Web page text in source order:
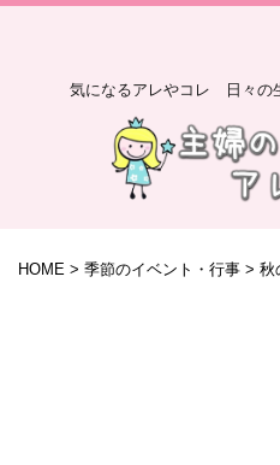
気になるアレやコレ 日々の
HOME > 季節のイベント・行事 > 秋